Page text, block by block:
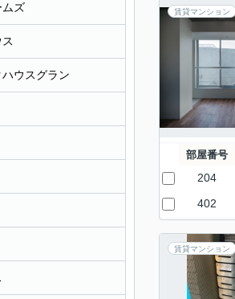
賃貸マンション
部屋番号
204
402
賃貸マンション
ムズ
ウスグラン